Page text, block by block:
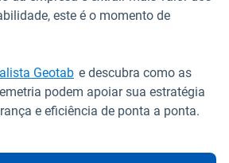
este é o momento de
Geotab e descubra como as
podem apoiar sua estratégia
e eficiência de ponta a ponta.